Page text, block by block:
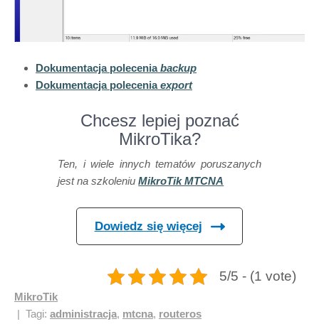
Dokumentacja poleceniabackup
Dokumentacja poleceniaexport
Chcesz lepiej poznać
MikroTika?
Ten, i wiele innych tematów poruszanych
jest na szkoleniuMikroTik MTCNA
Dowiedz się więcej
5/5 - (1 vote)
MikroTik
| Tagi: administracja, mtcna, routeros